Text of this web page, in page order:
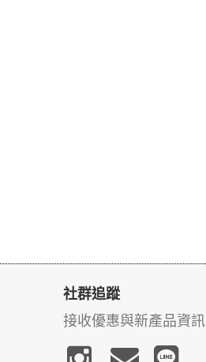
社群追蹤
接收優惠與新產品資訊